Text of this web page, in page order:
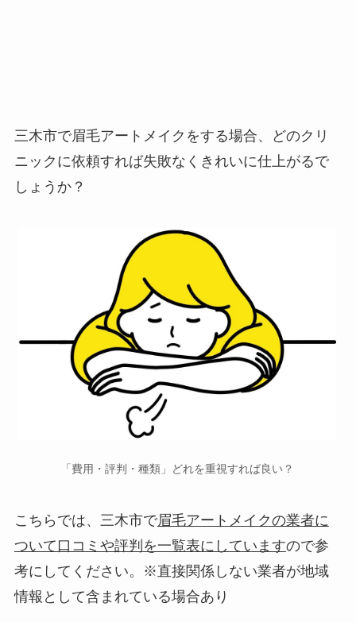
三木市で眉毛アートメイクをする場合、
どのクリ
ニックに依頼すれば失敗なくきれいに仕上がるで
しょうか？
「費用・評判・種類」どれを重視すれば良い？
こちらでは、三木市で眉毛アートメイクの業者に
ついて口コミや評判を一覧表にしていますので参
考にしてください。※直接関係しない業者が地域
情報として含まれている場合あり